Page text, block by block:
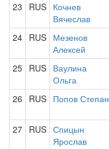
23 RUS Кочнев
Вячеслав
24 RUS Мезенов
Алексей
25 RUS Ваулина
Ольга
26 RUS Попов Степан
27 RUS Спицын
Ярослав